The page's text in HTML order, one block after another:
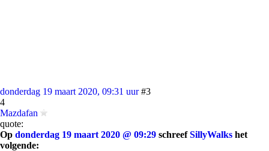
donderdag 19 maart 2020, 09:31 uur #3
4
Mazdafan
quote:
Op donderdag 19 maart 2020 @ 09:29 schreefSillyWalks het
volgende: